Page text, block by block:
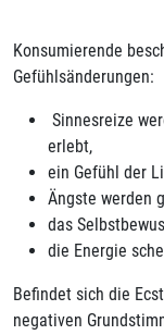
Konsumierende
Gefühlsänderungen:
Sinnesreize
erlebt,
ein Gefühl der
Ängste werden
das
die Energie
Befindet sich die
negativen